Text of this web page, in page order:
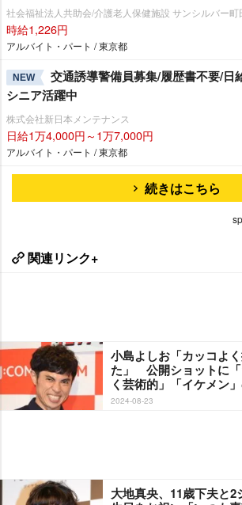
社会福祉法人共助会/介護老人保健施設 サンシルバー町
時給1,226円
アルバイト・パート / 東京都
NEW
交通誘導警備員募集/履歴書不要/日
シニア活躍中
株式会社新日本メンテナンス
日給1万4,000円～1万7,000円
アルバイト・パート / 東京都
続きはこちら
関連リンク+
小島よしお「カッコよ
た」 公開ショットに
く芸術的」「イケメン
2024-08-23
大地真央、11歳下夫と